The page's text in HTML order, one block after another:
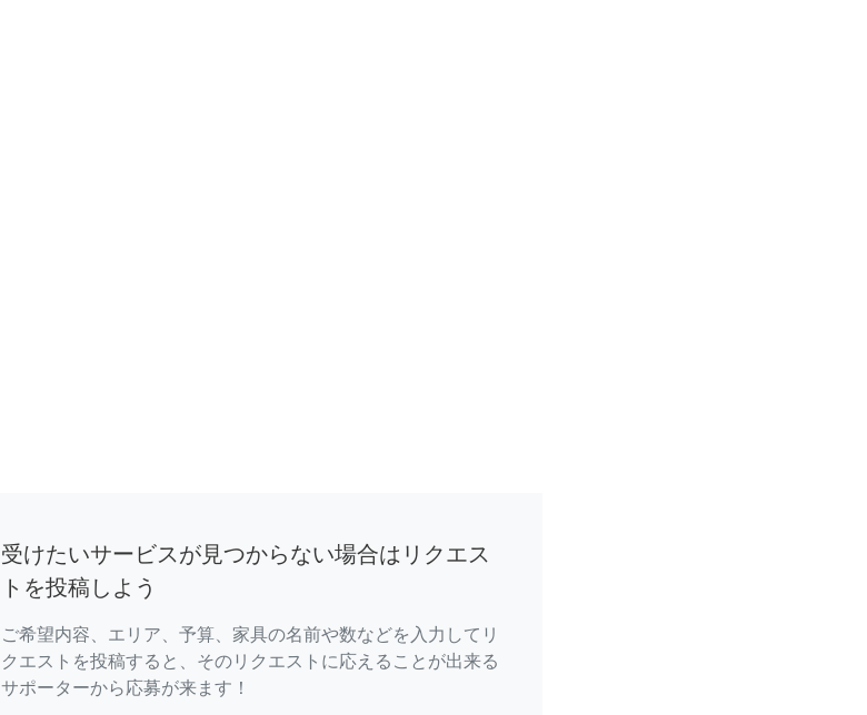
受けたいサービスが見つからない場合はリクエス
トを投稿しよう
ご希望内容、エリア、予算、家具の名前や数などを入力してリ
クエストを投稿すると、そのリクエストに応えることが出来る
サポーターから応募が来ます！